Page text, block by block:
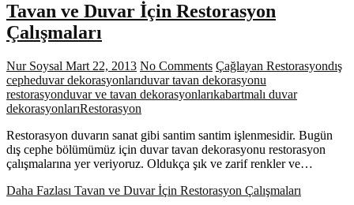
Tavan ve Duvar İçin Restorasyon
Çalışmaları
Nur Soysal Mart 22, 2013 No Comments Çağlayan Restorasyondış
cepheduvar dekorasyonlarıduvar tavan dekorasyonu
restorasyonduvar ve tavan dekorasyonlarıkabartmalı duvar
dekorasyonlarıRestorasyon
Restorasyon duvarın sanat gibi santim santim işlenmesidir. Bugün
dış cephe bölümümüz için duvar tavan dekorasyonu restorasyon
çalışmalarına yer veriyoruz. Oldukça şık ve zarif renkler ve…
Daha Fazlası Tavan ve Duvar İçin Restorasyon Çalışmaları